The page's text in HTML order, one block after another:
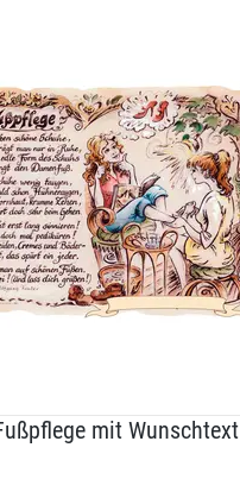
mit Wunschtext